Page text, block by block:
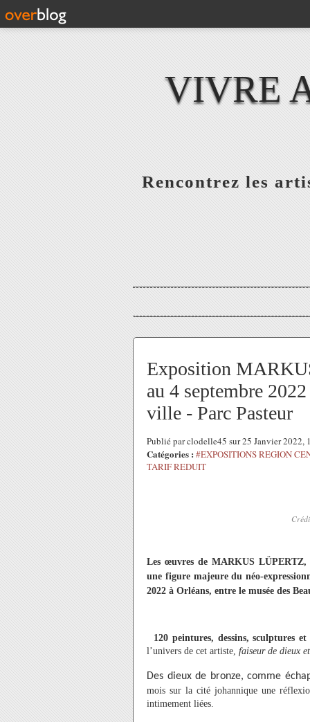
VIVRE
Rencontrez les
Exposition
au 4 septembre
ville - Parc Pasteur
Publié par clodelle45 sur 25 Janvier 2022,
Catégories : #EXPOSITIONS REGION
TARIF REDUIT
Les œuvres de MARKUS LÜPERTZ,
une figure majeure du néo-
2022 à Orléans, entre le musée des
120 peintures, dessins, sculptures
l’univers de cet artiste, faiseur de dieux
Des dieux de bronze, comme
mois sur la cité johannique une
intimement liées.